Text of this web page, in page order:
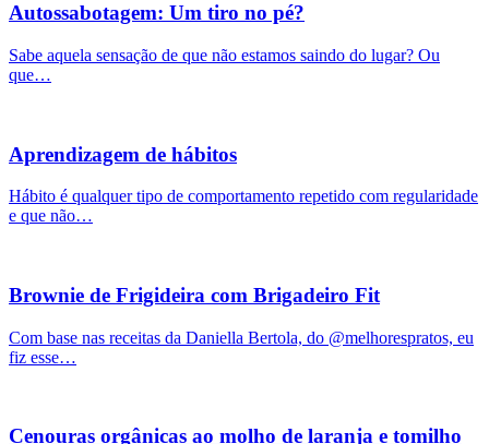
Autossabotagem: Um tiro no pé?
Sabe aquela sensação de que não estamos saindo do lugar? Ou
que…
Aprendizagem de hábitos
Hábito é qualquer tipo de comportamento repetido com regularidade
e que não…
Brownie de Frigideira com Brigadeiro Fit
Com base nas receitas da Daniella Bertola, do @melhorespratos, eu
fiz esse…
Cenouras orgânicas ao molho de laranja e tomilho